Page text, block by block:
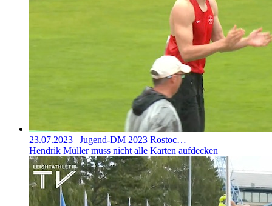
23.07.2023 | Jugend-DM 2023 Rostoc…
Hendrik Müller muss nicht alle Karten aufdecken